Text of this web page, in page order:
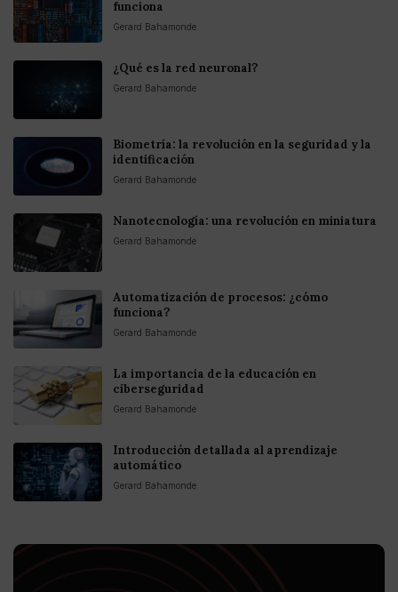
funciona
Gerard Bahamonde
¿Qué es la red neuronal?
Gerard Bahamonde
Biometría: la revolución en la seguridad y la
identificación
Gerard Bahamonde
Nanotecnología: una revolución en miniatura
Gerard Bahamonde
Automatización de procesos: ¿cómo
funciona?
Gerard Bahamonde
La importancia de la educación en
ciberseguridad
Gerard Bahamonde
Introducción detallada al aprendizaje
automático
Gerard Bahamonde